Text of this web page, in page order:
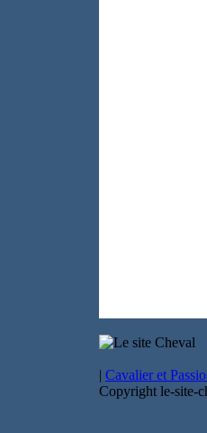
| Cavalier et
Copyright le-site-